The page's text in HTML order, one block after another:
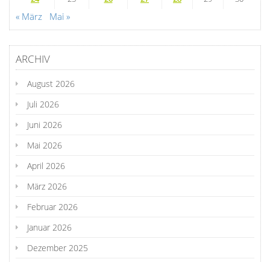
« März Mai »
ARCHIV
August 2026
Juli 2026
Juni 2026
Mai 2026
April 2026
März 2026
Februar 2026
Januar 2026
Dezember 2025